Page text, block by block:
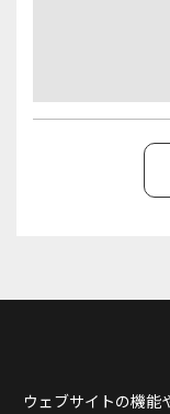
ウェブサイトの機能